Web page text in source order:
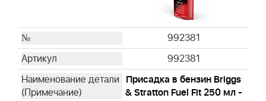
992381
992381
Присадка в бензин Briggs
& Stratton Fuel Fit 250 мл -